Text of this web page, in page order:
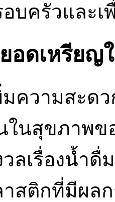
บครัวและ
อดเหรียญ
มความสะด
ในสุขภาพ
ลเรื่องน้ำดื่
สติกที่มีผล